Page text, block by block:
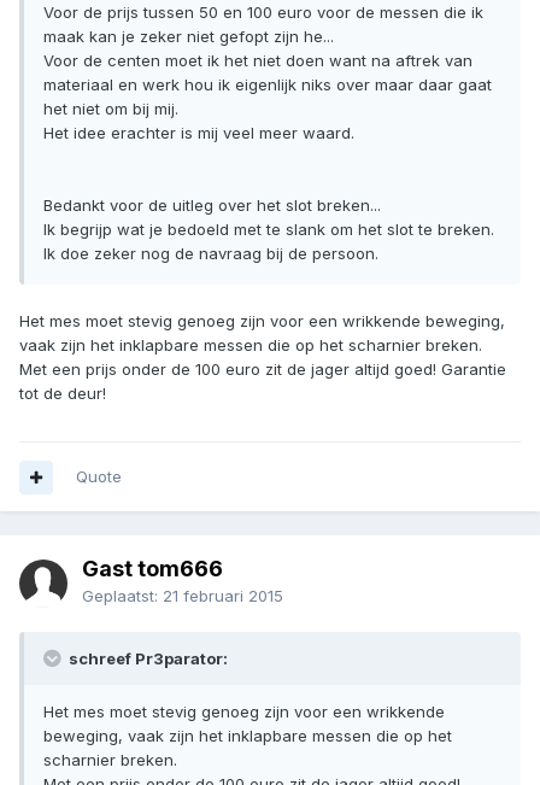
Voor de prijs tussen 50 en 100 euro voor de messen die ik
maak kan je zeker niet gefopt zijn he...
Voor de centen moet ik het niet doen want na aftrek van
materiaal en werk hou ik eigenlijk niks over maar daar gaat
het niet om bij mij.
Het idee erachter is mij veel meer waard.
Bedankt voor de uitleg over het slot breken...
Ik begrijp wat je bedoeld met te slank om het slot te breken.
Ik doe zeker nog de navraag bij de persoon.
Het mes moet stevig genoeg zijn voor een wrikkende beweging,
vaak zijn het inklapbare messen die op het scharnier breken.
Met een prijs onder de 100 euro zit de jager altijd goed! Garantie
tot de deur!
Quote
Gast tom666
Geplaatst: 21 februari 2015
schreef Pr3parator:
Het mes moet stevig genoeg zijn voor een wrikkende
beweging, vaak zijn het inklapbare messen die op het
scharnier breken.